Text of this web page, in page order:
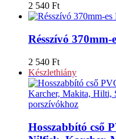
2 540 Ft
Résszívó
2 540 Ft
Készlethiány
Hosszabbító cső